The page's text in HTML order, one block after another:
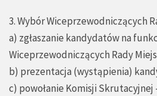
3. Wybór Wiceprzewodniczących
a) zgłaszanie kandydatów na
Wiceprzewodniczących Rady
b) prezentacja (wystąpienia)
c) powołanie Komisji Skrutacyjnej